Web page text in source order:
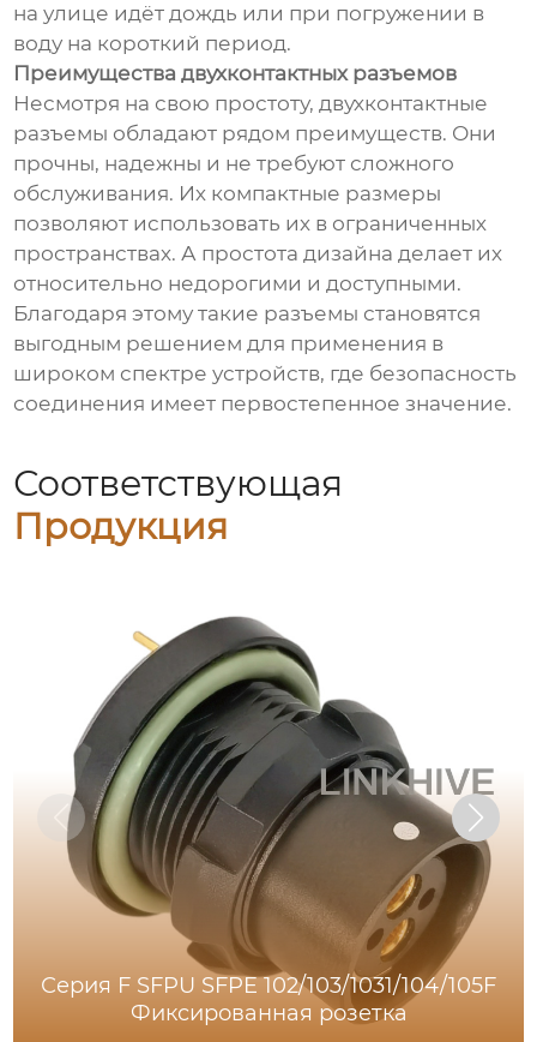
на улице идёт дождь или при погружении в
воду на короткий период.
Преимущества двухконтактных разъемов
Несмотря на свою простоту, двухконтактные
разъемы обладают рядом преимуществ. Они
прочны, надежны и не требуют сложного
обслуживания. Их компактные размеры
позволяют использовать их в ограниченных
пространствах. А простота дизайна делает их
относительно недорогими и доступными.
Благодаря этому такие разъемы становятся
выгодным решением для применения в
широком спектре устройств, где безопасность
соединения имеет первостепенное значение.
Соответствующая
Продукция
Серия F SFPU SFPE 102/103/1031/104/105F
Фиксированная розетка